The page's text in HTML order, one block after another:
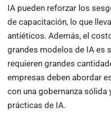
IA pueden reforzar los
de capacitación, lo que
antiéticos. Además, el
grandes modelos de IA es
requieren grandes
empresas deben abordar
con una gobernanza sólida
prácticas de IA.